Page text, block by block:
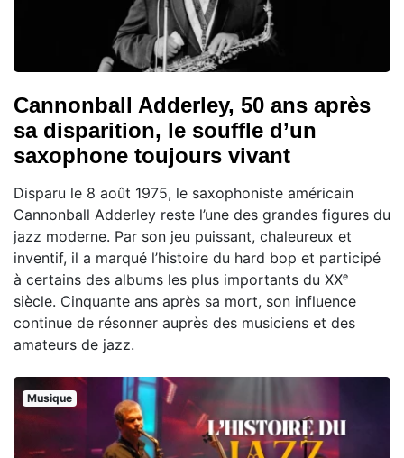
Cannonball Adderley, 50 ans après
sa disparition, le souffle d’un
saxophone toujours vivant
Disparu le 8 août 1975, le saxophoniste américain
Cannonball Adderley reste l’une des grandes figures du
jazz moderne. Par son jeu puissant, chaleureux et
inventif, il a marqué l’histoire du hard bop et participé
à certains des albums les plus importants du XXᵉ
siècle. Cinquante ans après sa mort, son influence
continue de résonner auprès des musiciens et des
amateurs de jazz.
Musique